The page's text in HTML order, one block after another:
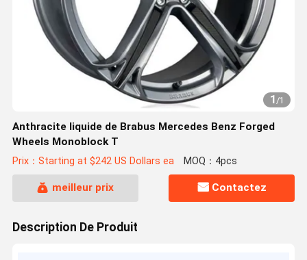
1/1
Anthracite liquide de Brabus Mercedes Benz Forged
Wheels Monoblock T
Prix：Starting at $242 US Dollars ea MOQ：4pcs
meilleur prix Contactez
Description De Produit